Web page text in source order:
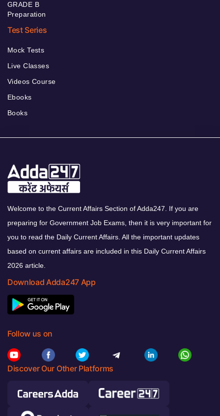
GRADE B
Preparation
Test Series
Mock Tests
Live Classes
Videos Course
Ebooks
Books
Welcome to the Current Affairs Section of Adda247. If you are
preparing for Government Job Exams, then it is very important for
you to read the Daily Current Affairs. All the important updates
based on current affairs are included in this Daily Current Affairs
2026 article.
Download Adda247 App
Follow us on
Discover Our Other Platforms